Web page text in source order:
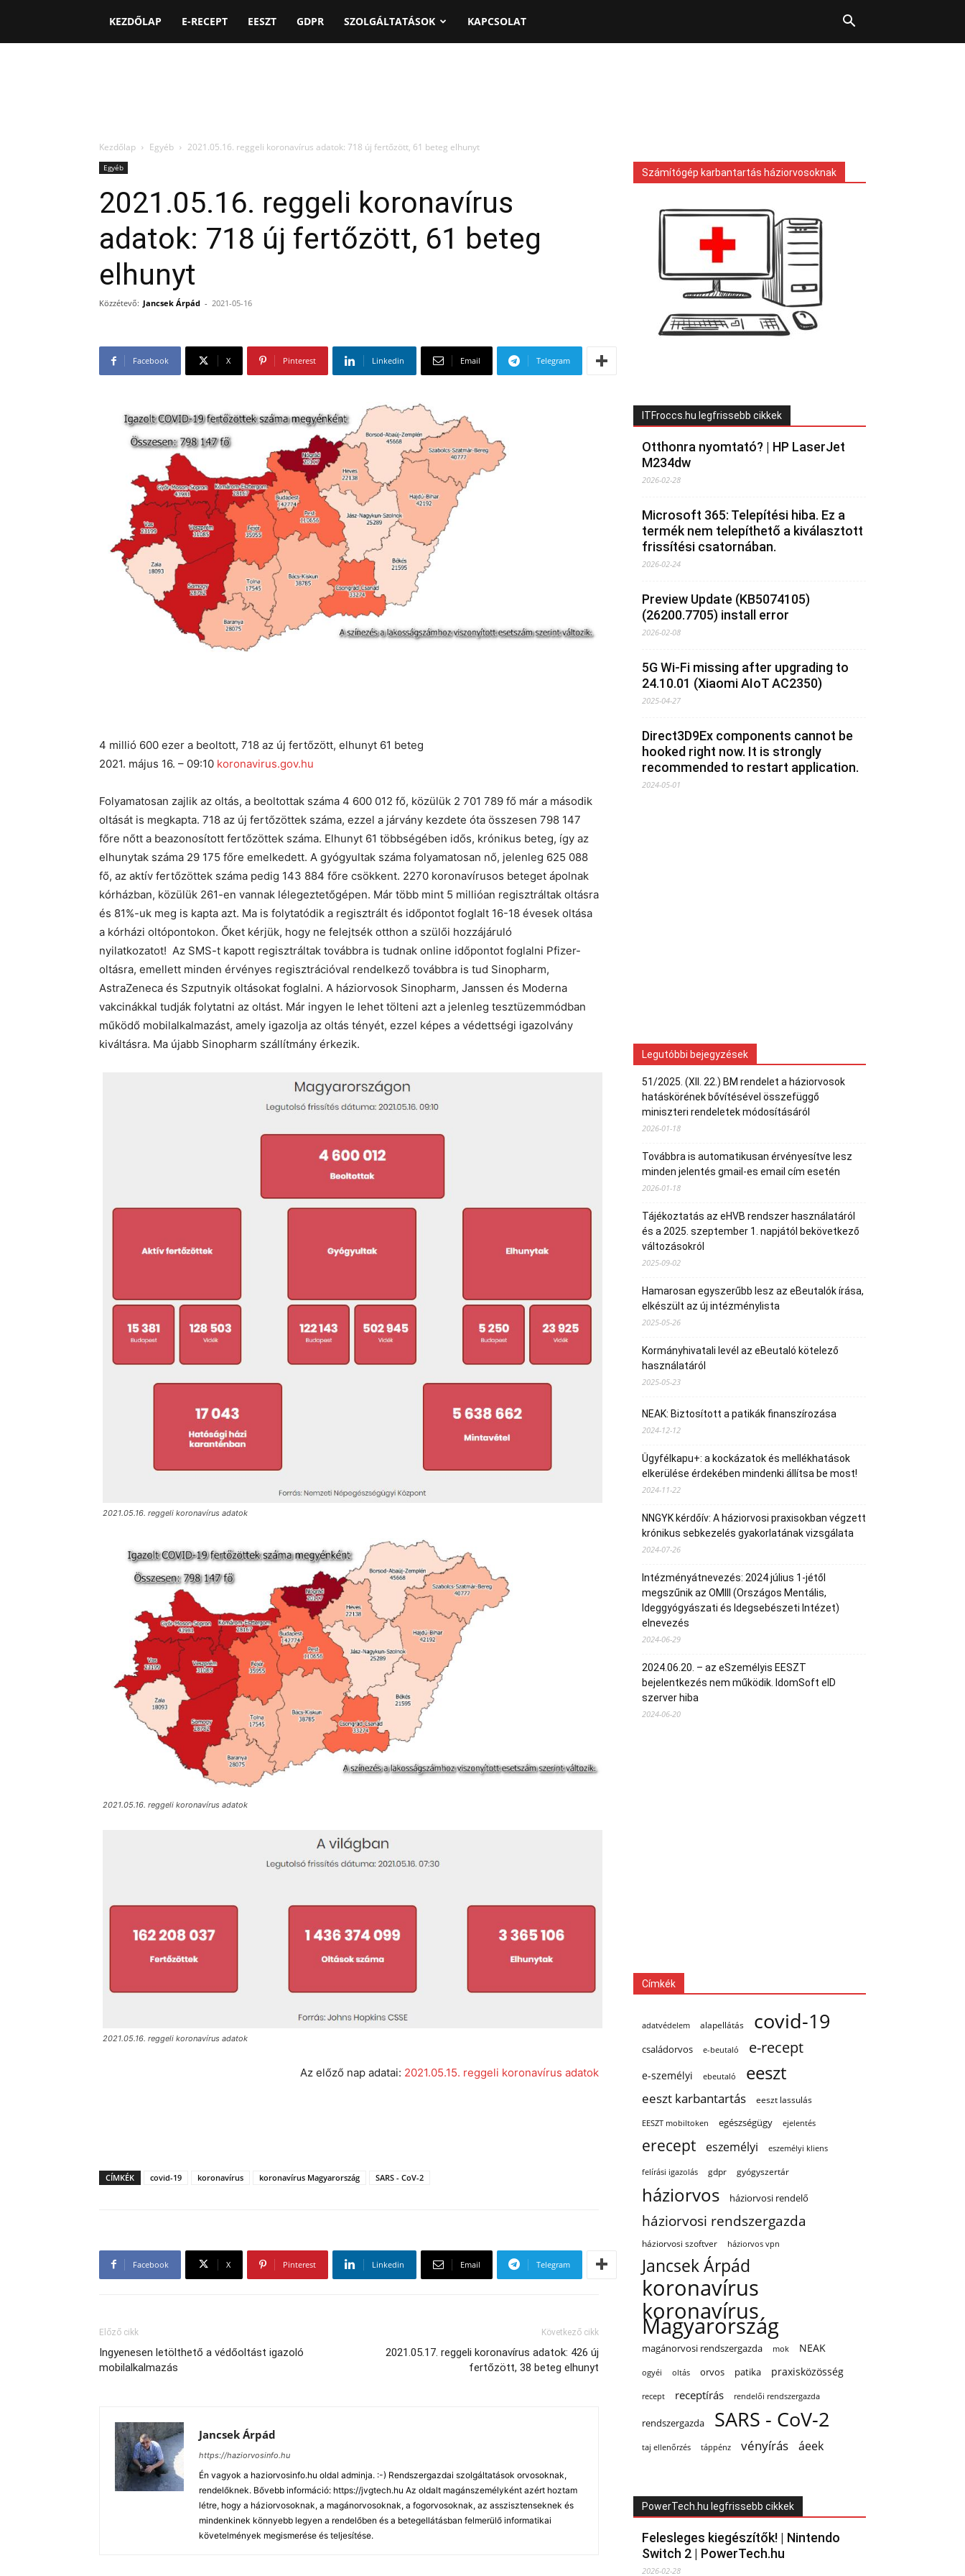
KEZDŐLAP E-RECEPT EESZT GDPR SZOLGÁLTATÁSOK KAPCSOLAT
Kezdőlap Egyéb 2021.05.16. reggeli koronavírus adatok: 718 új fertőzött, 61 beteg elhunyt
Egyéb
2021.05.16. reggeli koronavírus
adatok: 718 új fertőzött, 61 beteg
elhunyt
Közzétevő: Jancsek Árpád - 2021-05-16
Facebook X Pinterest Linkedin Email Telegram
4 millió 600 ezer a beoltott, 718 az új fertőzött, elhunyt 61 beteg
2021. május 16. – 09:10 koronavirus.gov.hu
Folyamatosan zajlik az oltás, a beoltottak száma 4 600 012 fő, közülük 2 701 789 fő már a második
oltását is megkapta. 718 az új fertőzöttek száma, ezzel a járvány kezdete óta összesen 798 147
főre nőtt a beazonosított fertőzöttek száma. Elhunyt 61 többségében idős, krónikus beteg, így az
elhunytak száma 29 175 főre emelkedett. A gyógyultak száma folyamatosan nő, jelenleg 625 088
fő, az aktív fertőzöttek száma pedig 143 884 főre csökkent. 2270 koronavírusos beteget ápolnak
kórházban, közülük 261-en vannak lélegeztetőgépen. Már több mint 5 millióan regisztráltak oltásra
és 81%-uk meg is kapta azt. Ma is folytatódik a regisztrált és időpontot foglalt 16-18 évesek oltása
a kórházi oltópontokon. Őket kérjük, hogy ne felejtsék otthon a szülői hozzájáruló
nyilatkozatot! Az SMS-t kapott regisztráltak továbbra is tudnak online időpontot foglalni Pfizer-
oltásra, emellett minden érvényes regisztrációval rendelkező továbbra is tud Sinopharm,
AstraZeneca és Szputnyik oltásokat foglalni. A háziorvosok Sinopharm, Janssen és Moderna
vakcinákkal tudják folytatni az oltást. Már ingyen le lehet tölteni azt a jelenleg tesztüzemmódban
működő mobilalkalmazást, amely igazolja az oltás tényét, ezzel képes a védettségi igazolvány
kiváltásra. Ma újabb Sinopharm szállítmány érkezik.
2021.05.16. reggeli koronavírus adatok
2021.05.16. reggeli koronavírus adatok
2021.05.16. reggeli koronavírus adatok
Az előző nap adatai: 2021.05.15. reggeli koronavírus adatok
CÍMKÉK covid-19 koronavírus koronavírus Magyarország SARS - CoV-2
Facebook X Pinterest Linkedin Email Telegram
Előző cikk
Ingyenesen letölthető a védőoltást igazoló
mobilalkalmazás
Következő cikk
2021.05.17. reggeli koronavírus adatok: 426 új
fertőzött, 38 beteg elhunyt
Jancsek Árpád
https://haziorvosinfo.hu
Én vagyok a haziorvosinfo.hu oldal adminja. :-) Rendszergazdai szolgáltatások orvosoknak,
rendelőknek. Bővebb információ: https://jvgtech.hu Az oldalt magánszemélyként azért hoztam
létre, hogy a háziorvosoknak, a magánorvosoknak, a fogorvosoknak, az asszisztenseknek és
mindenkinek könnyebb legyen a rendelőben és a betegellátásban felmerülő informatikai
követelmények megismerése és teljesítése.
Számítógép karbantartás háziorvosoknak
ITFroccs.hu legfrissebb cikkek
Otthonra nyomtató? | HP LaserJet
M234dw
2026-02-28
Microsoft 365: Telepítési hiba. Ez a
termék nem telepíthető a kiválasztott
frissítési csatornában.
2026-02-24
Preview Update (KB5074105)
(26200.7705) install error
2026-02-08
5G Wi-Fi missing after upgrading to
24.10.01 (Xiaomi AIoT AC2350)
2025-04-27
Direct3D9Ex components cannot be
hooked right now. It is strongly
recommended to restart application.
2024-05-01
Legutóbbi bejegyzések
51/2025. (XII. 22.) BM rendelet a háziorvosok
hatáskörének bővítésével összefüggő
miniszteri rendeletek módosításáról
2026-01-18
Továbbra is automatikusan érvényesítve lesz
minden jelentés gmail-es email cím esetén
2026-01-18
Tájékoztatás az eHVB rendszer használatáról
és a 2025. szeptember 1. napjától bekövetkező
változásokról
2025-09-02
Hamarosan egyszerűbb lesz az eBeutalók írása,
elkészült az új intézménylista
2025-05-26
Kormányhivatali levél az eBeutaló kötelező
használatáról
2025-05-23
NEAK: Biztosított a patikák finanszírozása
2024-12-12
Ügyfélkapu+: a kockázatok és mellékhatások
elkerülése érdekében mindenki állítsa be most!
2024-11-22
NNGYK kérdőív: A háziorvosi praxisokban végzett
krónikus sebkezelés gyakorlatának vizsgálata
2024-07-26
Intézményátnevezés: 2024 július 1-jétől
megszűnik az OMIII (Országos Mentális,
Ideggyógyászati és Idegsebészeti Intézet)
elnevezés
2024-06-29
2024.06.20. – az eSzemélyis EESZT
bejelentkezés nem működik. IdomSoft eID
szerver hiba
2024-06-20
Címkék
adatvédelem alapellátás covid-19
családorvos e-beutaló e-recept
e-személyi ebeutaló eeszt
eeszt karbantartás eeszt lassulás
EESZT mobiltoken egészségügy ejelentés
erecept eszemélyi eszemélyi kliens
felírási igazolás gdpr gyógyszertár
háziorvos háziorvosi rendelő
háziorvosi rendszergazda
háziorvosi szoftver háziorvos vpn
Jancsek Árpád
koronavírus
koronavírus
Magyarország
magánorvosi rendszergazda mok NEAK
ogyéi oltás orvos patika praxisközösség
recept receptírás rendelői rendszergazda
rendszergazda SARS - CoV-2
taj ellenőrzés táppénz vényírás áeek
PowerTech.hu legfrissebb cikkek
Felesleges kiegészítők! | Nintendo
Switch 2 | PowerTech.hu
2026-02-28